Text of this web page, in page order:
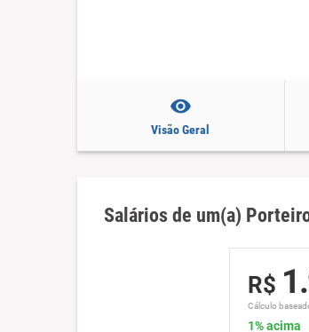
Visão Geral
Salários de um(a)
R$
Cálculo
1% acima